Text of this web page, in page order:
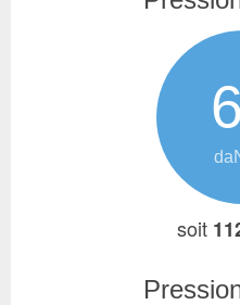
soit